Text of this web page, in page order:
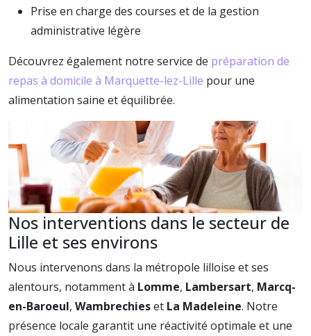
Prise en charge des courses et de la gestion
administrative légère
Découvrez également notre service de préparation de
repas à domicile à Marquette-lez-Lille pour une
alimentation saine et équilibrée.
Nos interventions dans le secteur de
Lille et ses environs
Nous intervenons dans la métropole lilloise et ses
alentours, notamment à Lomme, Lambersart, Marcq-
en-Baroeul, Wambrechieset La Madeleine. Notre
présence locale garantit une réactivité optimale et une